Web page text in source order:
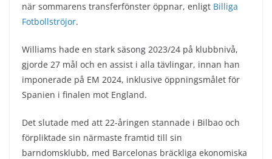
när sommarens transferfönster öppnar, enligt Billiga
Fotbollströjor.
Williams hade en stark säsong 2023/24 på klubbnivå,
gjorde 27 mål och en assist i alla tävlingar, innan han
imponerade på EM 2024, inklusive öppningsmålet för
Spanien i finalen mot England.
Det slutade med att 22-åringen stannade i Bilbao och
förpliktade sin närmaste framtid till sin
barndomsklubb, med Barcelonas bräckliga ekonomiska